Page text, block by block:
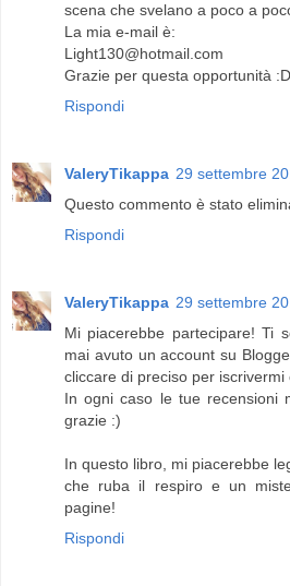
scena che svelano a poco a
La mia e-mail è:
Light130@hotmail.com
Grazie per questa opportunità :D
Rispondi
ValeryTikappa 29 settembre
Questo commento è stato
Rispondi
ValeryTikappa 29 settembre
Mi piacerebbe partecipare! Ti
mai avuto un account su
cliccare di preciso per
In ogni caso le tue recensioni
grazie :)
In questo libro, mi piacerebbe
che ruba il respiro e un
pagine!
Rispondi